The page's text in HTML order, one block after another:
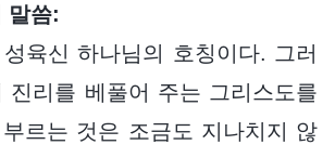
말씀:
육신 하나님의 호칭이다. 그러
진리를 베풀어 주는 그리스도를
르는 것은 조금도 지나치지 않